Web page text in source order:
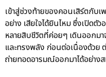
เข้าสู่ช่วงท้ายของคอนเสิร์ตกับ
อย่าง เสียใจได้ยินไหม ซึ่งเปิด
หลายสิบชีวิตที่ค่อยๆ เดินออกม
และทรงพลัง ก่อนต่อเนื่องด้วย
ถ่ายทอดอารมณ์ออกมาได้อย่า